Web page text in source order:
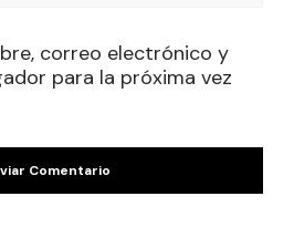
correo electrónico y
para la próxima vez